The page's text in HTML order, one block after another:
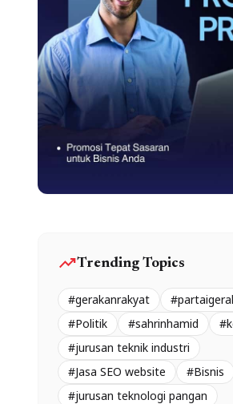
trending_upTrending Topics
#gerakanrakyat
#Politik
#sahrinhamid
#jurusan teknik industri
#Jasa SEO website
#Bisnis
#jurusan teknologi pangan